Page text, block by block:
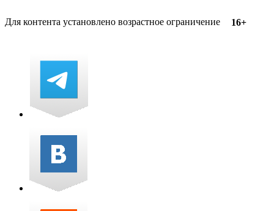
Для контента установлено возрастное ограничение 16+